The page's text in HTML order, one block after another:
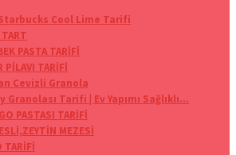
Cool Lime Tarifi
PASTA TARİFİ
PİLAVI TARİFİ
Cevizli Granola
Tarifi | Ev Yapımı Sağlıklı...
PASTASI TARİFİ
MEZESİ
TARİFİ